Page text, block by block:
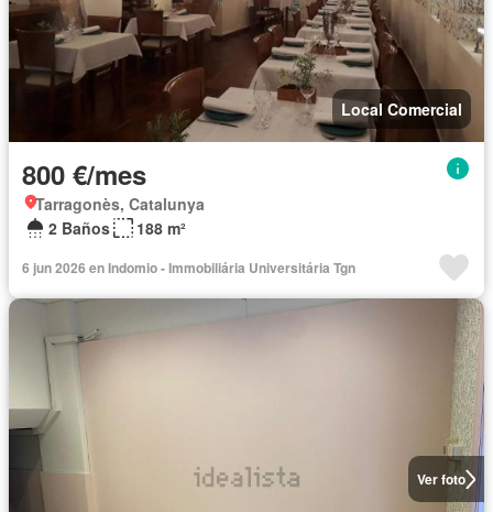
Local Comercial
800 €/mes
Tarragonès, Catalunya
2 Baños
188 m²
6 jun 2026 en Indomio - Immobiliária Universitária Tgn
Ver foto